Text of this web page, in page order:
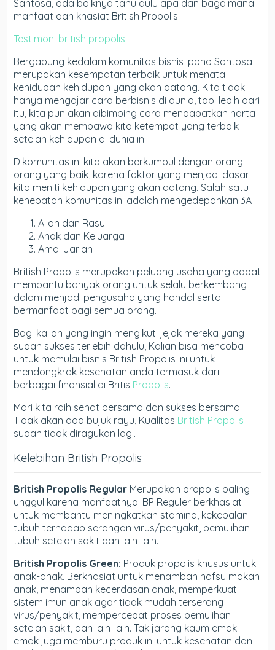
Santosa, ada baiknya tahu dulu apa dan bagaimana
manfaat dan khasiat British Propolis.
Testimoni british propolis
Bergabung kedalam komunitas bisnis Ippho Santosa
merupakan kesempatan terbaik untuk menata
kehidupan kehidupan yang akan datang. Kita tidak
hanya mengajar cara berbisnis di dunia, tapi lebih dari
itu, kita pun akan dibimbing cara mendapatkan harta
yang akan membawa kita ketempat yang terbaik
setelah kehidupan di dunia ini.
Dikomunitas ini kita akan berkumpul dengan orang-
orang yang baik, karena faktor yang menjadi dasar
kita meniti kehidupan yang akan datang. Salah satu
kehebatan komunitas ini adalah mengedepankan 3A
Allah dan Rasul
Anak dan Keluarga
Amal Jariah
British Propolis merupakan peluang usaha yang dapat
membantu banyak orang untuk selalu berkembang
dalam menjadi pengusaha yang handal serta
bermanfaat bagi semua orang.
Bagi kalian yang ingin mengikuti jejak mereka yang
sudah sukses terlebih dahulu, Kalian bisa mencoba
untuk memulai bisnis British Propolis ini untuk
mendongkrak kesehatan anda termasuk dari
berbagai finansial di Britis Propolis.
Mari kita raih sehat bersama dan sukses bersama.
Tidak akan ada bujuk rayu, Kualitas British Propolis
sudah tidak diragukan lagi.
Kelebihan British Propolis
British Propolis Regular Merupakan propolis paling
unggul karena manfaatnya. BP Reguler berkhasiat
untuk membantu meningkatkan stamina, kekebalan
tubuh terhadap serangan virus/penyakit, pemulihan
tubuh setelah sakit dan lain-lain.
British Propolis Green: Produk propolis khusus untuk
anak-anak. Berkhasiat untuk menambah nafsu makan
anak, menambah kecerdasan anak, memperkuat
sistem imun anak agar tidak mudah terserang
virus/penyakit, mempercepat proses pemulihan
setelah sakit, dan lain-lain. Tak jarang kaum emak-
emak juga memburu produk ini untuk kesehatan dan